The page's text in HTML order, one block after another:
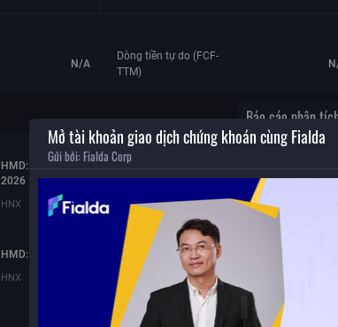
N/A
Dòng tiền tự do (FCF-
TTM)
HMD: Báo cáo quản trị công ty bán niên
2026
HNX 28/07/2026 15:59
HMD: Nghị quyết Hội đồng quản trị
HNX 13:42
Báo cáo phân
Mở tài khoản giao dịch chứng khoán cùng Fialda
Gửi bởi: Fialda Corp